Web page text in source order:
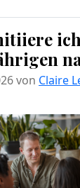
von Claire